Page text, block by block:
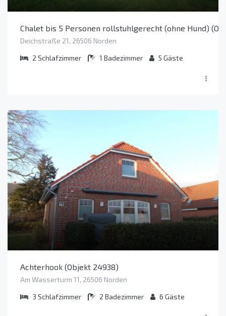
Chalet bis 5 Personen rollstuhlgerecht (ohne Hund)
Deichstraße 21, 26506 Norden
2 Schlafzimmer 1 Badezimmer 5 Gäste
Achterhook (Objekt 24938)
Am Wasserturm 11, 26506 Norden
3 Schlafzimmer 2 Badezimmer 6 Gäste